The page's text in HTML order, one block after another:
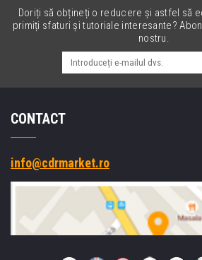
Doriți să obțineți o reducere și astfel să
primiți sfaturi și tutoriale interesante?
nostru.
CONTACT
info@cdrmarket.ro